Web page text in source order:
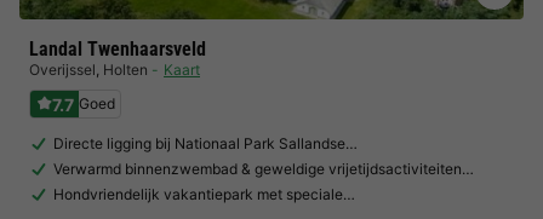
Landal Twenhaarsveld
Overijssel, Holten Kaart
7.7 Goed
Directe ligging bij Nationaal Park Sallandse…
Verwarmd binnenzwembad & geweldige vrijetijdsactiviteiten…
Hondvriendelijk vakantiepark met speciale…